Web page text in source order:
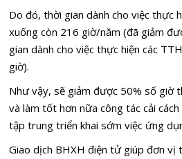
Do đó, thời gian dành cho việc thực
xuống còn 216 giờ/năm (đã giảm
gian dành cho việc thực hiện các
giờ).
Như vậy, sẽ giảm được 50% số giờ
và làm tốt hơn nữa công tác cải
tập trung triển khai sớm việc ứng
Giao dịch BHXH điện tử giúp đơn vị